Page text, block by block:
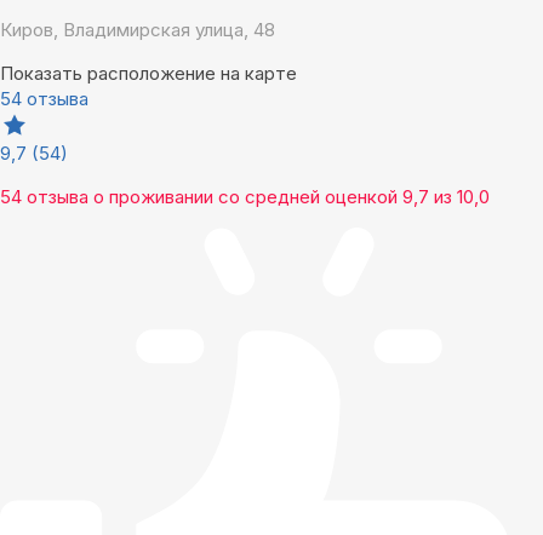
Киров, Владимирская улица, 48
Показать расположение на карте
54 отзыва
9,7 (54)
54 отзыва о проживании со средней оценкой 9,7 из 10,0